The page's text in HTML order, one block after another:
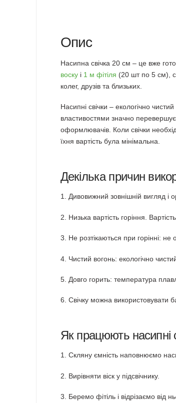
Опис
Насипна свічка 20 см – це вже
воскуі 1 м фітіля (20 шт по 5 см),
колег, друзів та близьких.
Насипні свічки – екологічно
властивостями значно перевершує
оформлювачів. Коли свічки
їхня вартість була мінімальна.
Декілька причин
1. Дивовижний зовнішній вигляд і
2. Низька вартість горіння.
3. Не розтікаються при горінні:
4. Чистий вогонь: екологічно
5. Довго горить: температура
6. Свічку можна використовувати
Як працюють насипні
1. Скляну ємність наповнюємо
2. Вирівняти віск у підсвічнику.
3. Беремо фітіль і відрізаємо від